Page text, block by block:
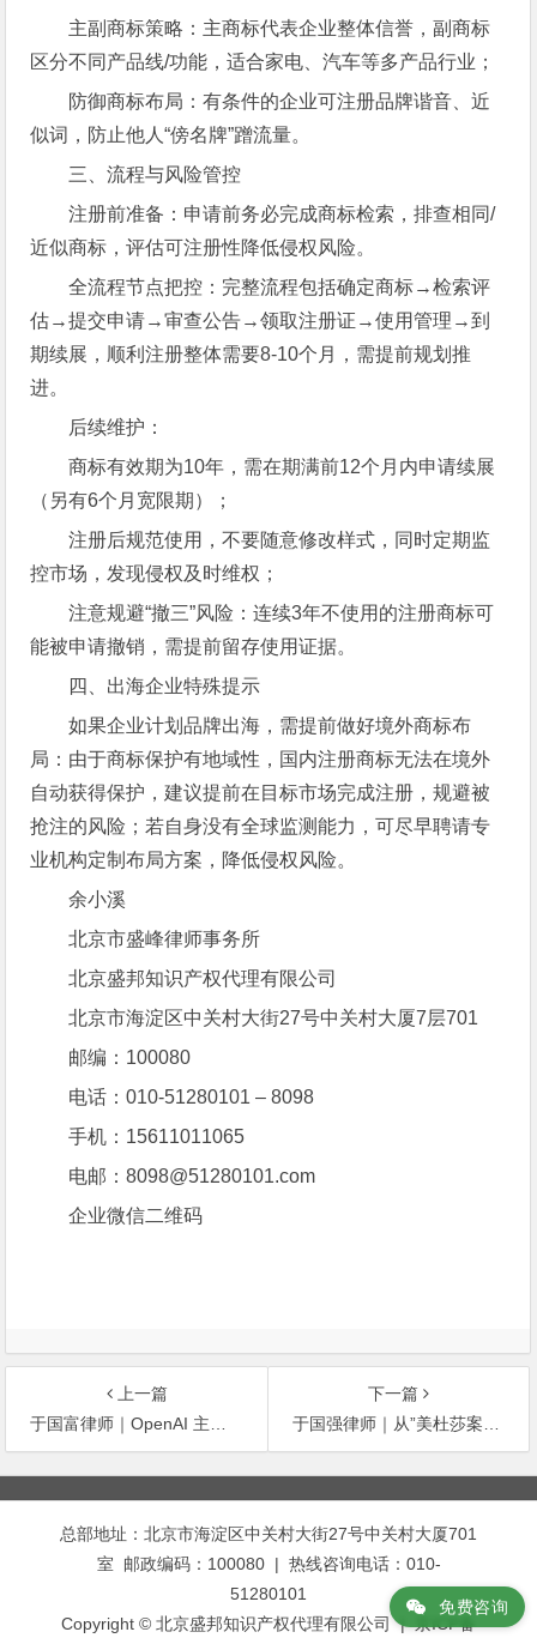
主副商标策略：主商标代表企业整体信誉，副商标
区分不同产品线/功能，适合家电、汽车等多产品行业；
防御商标布局：有条件的企业可注册品牌谐音、近
似词，防止他人“傍名牌”蹭流量。
三、流程与风险管控
注册前准备：申请前务必完成商标检索，排查相同/
近似商标，评估可注册性降低侵权风险。
全流程节点把控：完整流程包括确定商标→检索评
估→提交申请→审查公告→领取注册证→使用管理→到
期续展，顺利注册整体需要8-10个月，需提前规划推
进。
后续维护：
商标有效期为10年，需在期满前12个月内申请续展
（另有6个月宽限期）；
注册后规范使用，不要随意修改样式，同时定期监
控市场，发现侵权及时维权；
注意规避“撤三”风险：连续3年不使用的注册商标可
能被申请撤销，需提前留存使用证据。
四、出海企业特殊提示
如果企业计划品牌出海，需提前做好境外商标布
局：由于商标保护有地域性，国内注册商标无法在境外
自动获得保护，建议提前在目标市场完成注册，规避被
抢注的风险；若自身没有全球监测能力，可尽早聘请专
业机构定制布局方案，降低侵权风险。
余小溪
北京市盛峰律师事务所
北京盛邦知识产权代理有限公司
北京市海淀区中关村大街27号中关村大厦7层701
邮编：100080
电话：010-51280101 – 8098
手机：15611011065
电邮：8098@51280101.com
企业微信二维码
上一篇
于国富律师｜OpenAI 主动停用 “IO” 标识，为何仍被法院禁令限制？
下一篇
于国强律师｜从”美杜莎案”看中国AI平台责任的边界
文
章
总部地址：北京市海淀区中关村大街27号中关村大厦701
室 邮政编码：100080 | 热线咨询电话：010-
51280101
Copyright © 北京盛邦知识产权代理有限公司 | 京ICP备
免费咨询